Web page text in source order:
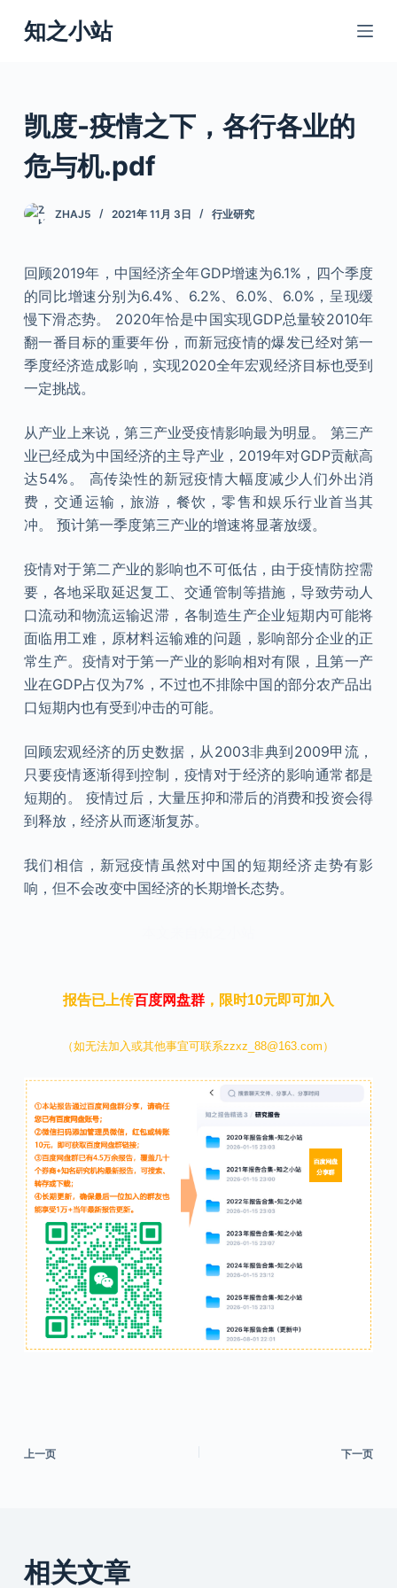
跳
过
知之小站
凯度-疫情之下，各行各业的
危与机.pdf
ZHAJ5 2021年 11月 3日 行业研究
回顾2019年，中国经济全年GDP增速为6.1%，四个季度
的同比增速分别为6.4%、6.2%、6.0%、6.0%，呈现缓
慢下滑态势。 2020年恰是中国实现GDP总量较2010年
翻一番目标的重要年份，而新冠疫情的爆发已经对第一
季度经济造成影响，实现2020全年宏观经济目标也受到
一定挑战。
从产业上来说，第三产业受疫情影响最为明显。 第三产
业已经成为中国经济的主导产业，2019年对GDP贡献高
达54%。 高传染性的新冠疫情大幅度减少人们外出消
费，交通运输，旅游，餐饮，零售和娱乐行业首当其
冲。 预计第一季度第三产业的增速将显著放缓。
疫情对于第二产业的影响也不可低估，由于疫情防控需
要，各地采取延迟复工、交通管制等措施，导致劳动人
口流动和物流运输迟滞，各制造生产企业短期内可能将
面临用工难，原材料运输难的问题，影响部分企业的正
常生产。疫情对于第一产业的影响相对有限，且第一产
业在GDP占仅为7%，不过也不排除中国的部分农产品出
口短期内也有受到冲击的可能。
回顾宏观经济的历史数据，从2003非典到2009甲流，
只要疫情逐渐得到控制，疫情对于经济的影响通常都是
短期的。 疫情过后，大量压抑和滞后的消费和投资会得
到释放，经济从而逐渐复苏。
我们相信，新冠疫情虽然对中国的短期经济走势有影
响，但不会改变中国经济的长期增长态势。
报告已上传百度网盘群，限时10元即可加入
（如无法加入或其他事宜可联系zzxz_88@163.com）
上一页 下一页
相关文章